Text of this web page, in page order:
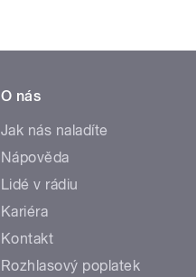
O nás
Jak nás naladíte
Nápověda
Lidé v rádiu
Kariéra
Kontakt
Rozhlasový poplatek